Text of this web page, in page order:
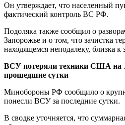
Он утверждает, что населенный
фактический контроль ВС РФ.
Подоляка также сообщил о
Запорожье и о том, что зачистка
находящемся неподалеку, близка
ВСУ потеряли техники США на
прошедшие сутки
Минобороны РФ сообщило о
понесли ВСУ за последние сутки.
В сводке уточняется, что